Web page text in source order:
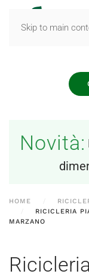
Skip to main
Novità:
HOME
RICICLERIA
MARZANO